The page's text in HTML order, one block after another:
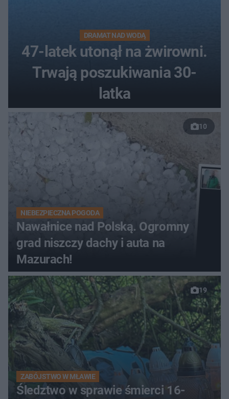
DRAMAT NAD WODĄ
47-latek utonął na żwirowni.
Trwają poszukiwania 30-
latka
10
NIEBEZPIECZNA POGODA
Nawałnice nad Polską. Ogromny
grad niszczy dachy i auta na
Mazurach!
19
ZABÓJSTWO W MŁAWIE
Śledztwo w sprawie śmierci 16-